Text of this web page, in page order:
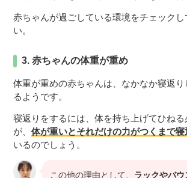
赤ちゃんが過ごしている環境をチェックし
い。
3. 赤ちゃんの体重が重め
体重が重めの赤ちゃんは、なかなか寝返
るようです。
寝返りをするには、体を持ち上げてひね
が、体が重いとそれだけの力がつくまで
いるのでしょう。
この他の理由として、 ラックやバウ